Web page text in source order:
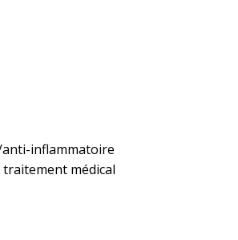
anti-inflammatoire
médical